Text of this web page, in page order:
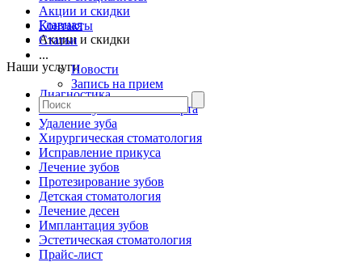
Акции и скидки
Контакты
Статьи
...
Новости
Запись на прием
Главная
Акции и скидки
Наши услуги
Диагностика
Гигиена зубов и полости рта
Удаление зуба
Хирургическая стоматология
Исправление прикуса
Лечение зубов
Протезирование зубов
Детская стоматология
Лечение десен
Имплантация зубов
Эстетическая стоматология
Прайс-лист